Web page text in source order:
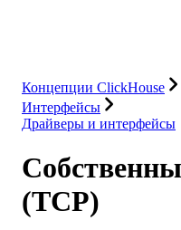
Концепции ClickHouse
Интерфейсы
Драйверы и интерфейсы
(TCP)